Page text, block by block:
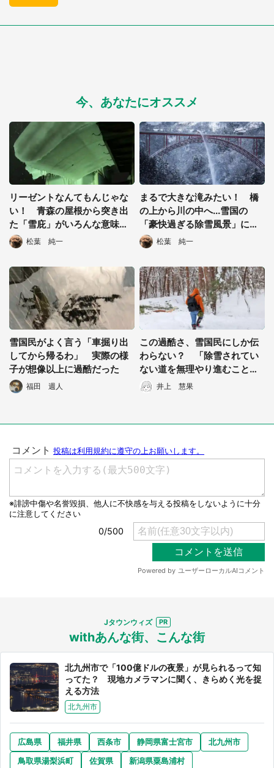
都道府選択
選択する
今、あなたにオススメ
リーゼントなんてもんじゃな
い！ 青森の屋根から突き出
た「雪庇」がいろんな意味で
ヤバすぎた
松葉 純一
まるで大きな滝みたい！ 橋
の上から川の中へ...雪国の
「豪快過ぎる除雪風景」にビ
ックリ松葉 純一
雪国民がよく言う「車掘り出
してから帰るわ」 実際の様
子が想像以上に過酷だった
福田 週人
この過酷さ、雪国民にしか伝
わらない？ 「除雪されてい
ない道を無理やり進むこと」
を表す方言があった
井上 慧果
Jタウンウィズ
withあんな街、こんな街
北九州市で「100億ドルの夜景」が見られるって知
ってた？ 現地カメラマンに聞く、きらめく光を捉
える方法
北九州市
広島県 福井県 西条市 静岡県富士宮市
北九州市
鳥取県湯梨浜町
佐賀県 新潟県粟島浦村